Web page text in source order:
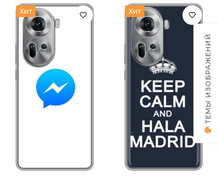
Хит Хит
ТЕМЫ ИЗОБРАЖЕНИЙ